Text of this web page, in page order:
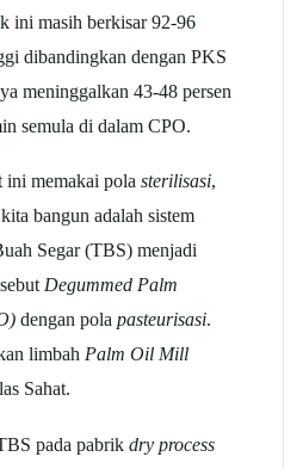
ini masih berkisar 92-96
dibandingkan dengan PKS
meninggalkan 43-48 persen
semula di dalam CPO.
ini memakai pola sterilisasi,
bangun adalah sistem
Segar (TBS) menjadi
Degummed Palm
dengan pola pasteurisasi.
limbah Palm Oil Mill
Sahat.
pada pabrik dry process